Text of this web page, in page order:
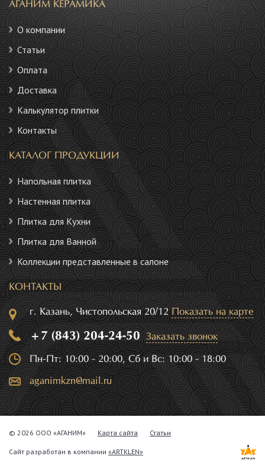
АГАНИМ КЕРАМИКА
О компании
Статьи
Оплата
Доставка
Калькулятор плитки
Контакты
КАТАЛОГ ПРОДУКЦИИ
Напольная плитка
Настенная плитка
Плитка для Кухни
Плитка для Ванной
Коллекции представленные в салоне
КОНТАКТЫ
г. Казань, Чистопольская 20/12 Показать на карте
+7 (843) 204-24-50 Заказать звонок
Пн-Пт: 10:00 - 20:00, Сб и Вс: 10:00 - 18:00
aganimkzn@mail.ru
© 2026 ООО «АГАНИМ» Карта сайта Статьи
Сайт разработан в компании «ARTKLEN»